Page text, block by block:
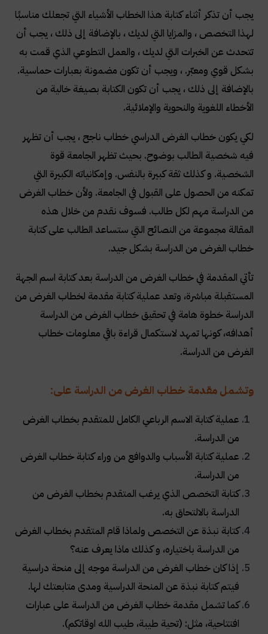
يجب أن تذكر أثناء كتابة هذا الخطاب الأشياء التي تجعلك مناسبًا
لهذا التخصص ، والمزايا التي لديك ، بالإضافة إلى ذلك ، يجب أن
تتحدث عن الخبرات التي لديك ، والعمل التطوعي الذي قمت به
بشكل قوي ومعبّر. ، ويجب أن تكون مضمونة بعبارات حماسية.
بالإضافة إلى ذلك ، يجب أن تكون الكتابة بصيغة خالية من
الأخطاء اللغوية والنحوية والإملائية.
لكي يكون خطاب الغرض الدراسي خطاب ناجح ، يجب أن تظهر
فيه شخصية الطالب بوضوح. بحيث تظهر الجامعة قوة
الشخصية. و كذلك ثقة كبيرة بالنفس. وإمكانياته الكبيرة التي
تمكنه من الحصول على القبول في الجامعة. ولأن خطاب الغرض
من الدراسة مهم لكل طالب. فسوف نقدم من خلال هذه
المقالة مجموعة من النصائح التي ستساعد الطالب على كتابة
خطاب الغرض من الدراسة بشكل جيد.
تأتي المقدمة في خطاب الغرض من الدراسة بعد كتابة اسم الجهة
المستقبلة مباشرة، وتعد عملية كتابة مقدمة لخطاب الغرض من
الدراسة خطوة هامة في تحقيق خطاب الغرض من الدراسة
أهدافه، كونها تمهد لاستكمال قراءة باقي معلومات خطاب
الغرض من الدراسة.
وتشمل مقدمة خطاب الغرض من الدراسة على:
عملية كتابة الاسم الرباعي الكامل للمتقدم بخطاب الغرض
من الدراسة.
عملية كتابة الأسباب والدوافع من وراء كتابة خطاب الغرض
من الدراسة.
كتابة التخصص الذي يرغب المتقدم بخطاب الغرض من
الدراسة بالالتحاق به.
كتابة نبذة عن التخصص ولماذا قام المتقدم بخطاب الغرض
من الدراسة باختياره، و كذلك ماذا يعرف عنه؟
إذا كان خطاب الغرض من الدراسة موجه إلى منحة دراسية
فيتم كتابة نبذة عن المنحة الدراسية ومدى متابعتك لها.
كما تشمل مقدمة خطاب الغرض من الدراسة على عبارات
افتتاحية، مثل: (تحية طيبة، طيب الله اوقاتكم).